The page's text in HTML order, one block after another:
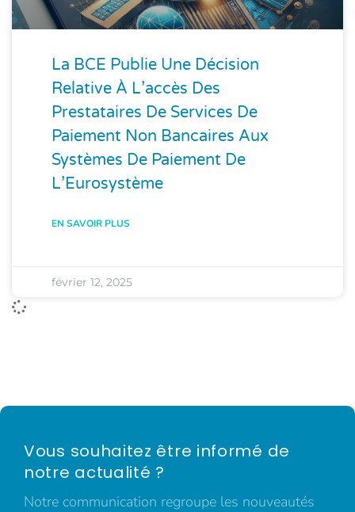
La BCE Publie Une Décision
Relative À L’accès Des
Prestataires De Services De
Paiement Non Bancaires Aux
Systèmes De Paiement De
L’Eurosystème
EN SAVOIR PLUS
février 12, 2025
Vous souhaitez être informé de
notre actualité ?
Notre communication regroupe les nouveautés